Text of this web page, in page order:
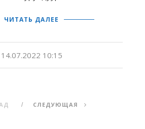
ЧИТАТЬ ДАЛЕЕ
14.07.2022 10:15
СЛЕДУЮЩАЯ